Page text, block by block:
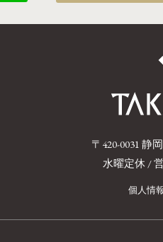
〒420-0031 静
水曜定休 /
個人情